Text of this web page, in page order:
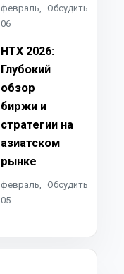
февраль,
06
Обсудить
HTX 2026:
Глубокий
обзор
биржи и
стратегии на
азиатском
рынке
февраль,
05
Обсудить